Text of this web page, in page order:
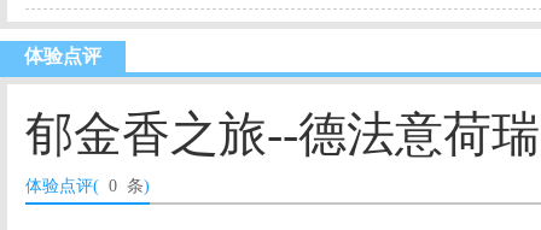
体验点评
郁金香之旅--德法意荷
体验点评( 0 条)